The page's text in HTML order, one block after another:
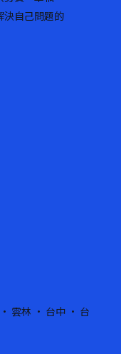
決自己問題的
雲林 · 台中 · 台